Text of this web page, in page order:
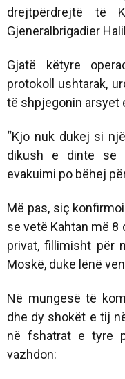
drejtpërdrejtë të
Gjeneralbrigadier
Gjatë këtyre
protokoll ushtarak,
të shpjegonin arsyet
“Kjo nuk dukej si
dikush e dinte se
evakuimi po bëhej
Më pas, siç
se vetë Kahtan më
privat, fillimisht për
Moskë, duke lënë
Në mungesë të
dhe dy shokët e tij
në fshatrat e tyre
vazhdon: